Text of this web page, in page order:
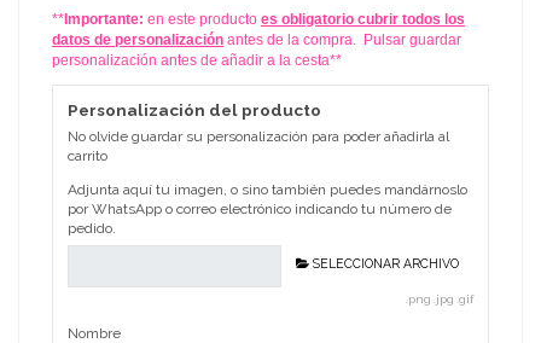
** Importante: en este producto es obligatorio cubrir todos los
datos de personalización antes de la compra. Pulsar guardar
personalización antes de añadir a la cesta**
Personalización del producto
No olvide guardar su personalización para poder añadirla al
carrito
Adjunta aquí tu imagen, o sino también puedes mandárnoslo
por WhatsApp o correo electrónico indicando tu número de
pedido.
SELECCIONAR ARCHIVO
.png .jpg .gif
Nombre